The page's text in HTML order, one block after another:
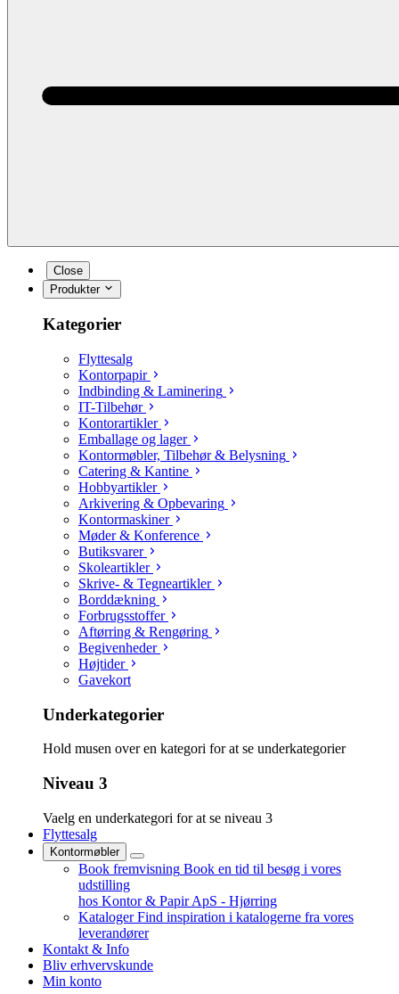
Close
Produkter
Kategorier
Flyttesalg
Kontorpapir
Indbinding & Laminering
IT-Tilbehør
Kontorartikler
Emballage og lager
Kontormøbler, Tilbehør & Belysning
Catering & Kantine
Hobbyartikler
Arkivering & Opbevaring
Kontormaskiner
Møder & Konference
Butiksvarer
Skoleartikler
Skrive- & Tegneartikler
Borddækning
Forbrugsstoffer
Aftørring & Rengøring
Begivenheder
Højtider
Gavekort
Underkategorier
Hold musen over en kategori for at se underkategorier
Niveau 3
Vaelg en underkategori for at se niveau 3
Flyttesalg
Kontormøbler
Book fremvisning Book en tid til besøg i vores
udstilling
hos Kontor & Papir ApS - Hjørring
Kataloger Find inspiration i katalogerne fra vores
leverandører
Kontakt & Info
Bliv erhvervskunde
Min konto